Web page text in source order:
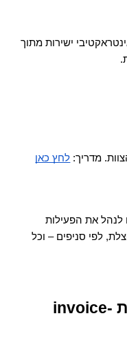
ניהול פגישות בצורה מסודרת דרך יומן אינטראקטיבי ישירות מתוך
מדריך: לחץ כאן
מאפשר לכם לנהל את הפעילות
החשבונאית והעסקית שלכם בצורה מפוצלת, לפי סניפים – וכל
ניהול המלאי במערכת invoice-